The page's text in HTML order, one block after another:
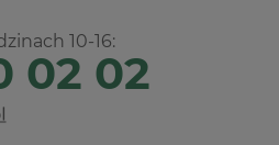
10-16:
02 02